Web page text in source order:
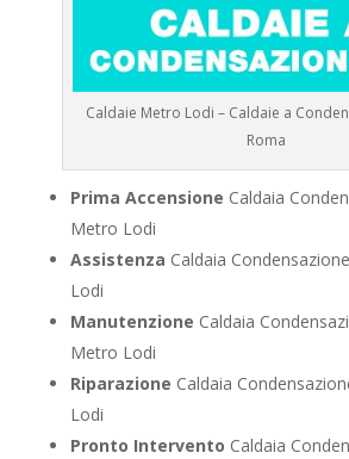
Caldaie Metro Lodi – Caldaie a
Roma
Prima Accensione Caldaia
Metro Lodi
Assistenza Caldaia
Lodi
Manutenzione Caldaia
Metro Lodi
Riparazione Caldaia
Lodi
Pronto Intervento Caldaia